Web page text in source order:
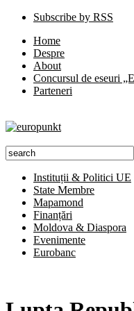
Subscribe by RSS
Home
Despre
About
Concursul de eseuri
Parteneri
Instituții & Politici UE
State Membre
Mapamond
Finanțări
Moldova & Diaspora
Evenimente
Eurobanc